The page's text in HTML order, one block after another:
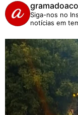
Siga-nos no
notícias em